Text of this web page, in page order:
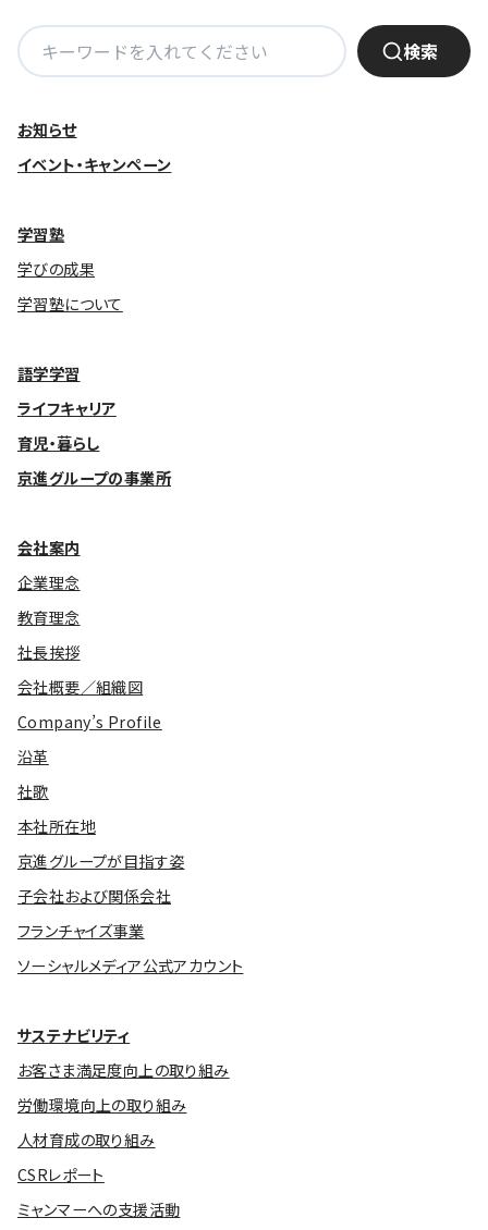
安全・安心にお通いいただくために
お客様相談センター
検
索:
検索
お知らせ
イベント・キャンペーン
学習塾
学びの成果
学習塾について
語学学習
ライフキャリア
育児・暮らし
京進グループの事業所
会社案内
企業理念
教育理念
社長挨拶
会社概要／組織図
Company’s Profile
沿革
社歌
本社所在地
京進グループが目指す姿
子会社および関係会社
フランチャイズ事業
ソーシャルメディア公式アカウント
サステナビリティ
お客さま満足度向上の取り組み
労働環境向上の取り組み
人材育成の取り組み
CSRレポート
ミャンマーへの支援活動